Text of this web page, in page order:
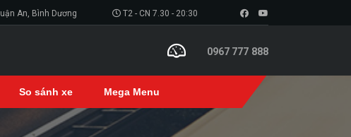
T2 - CN 7.30 - 20:30
An, Bình Dương
0967 777 888
So sánh xe Mega Menu